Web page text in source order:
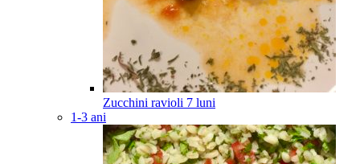
Zucchini ravioli 7 luni
1-3 ani